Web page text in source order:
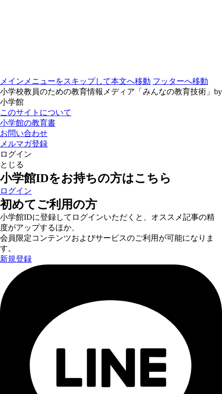
メインメニューをスキップして本文へ移動 フッターへ移動
小学校教員のための教育情報メディア「みんなの教育技術」by
小学館
このサイトについて
小学館の教育書
お問い合わせ
メルマガ登録
ログイン
とじる
小学館IDをお持ちの方はこちら
ログイン
初めてご利用の方
小学館IDに登録してログインいただくと、オススメ記事の精
度がアップするほか、
会員限定コンテンツおよびサービスのご利用が可能になりま
す。
新規登録